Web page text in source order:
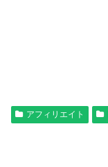
アフィリエイト